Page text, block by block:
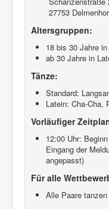
27753
Altersgruppen:
18 bis 30 Jahre
ab 30 Jahre in
Tänze:
Standard:
Latein: Cha-Cha,
Vorläufiger
12:00 Uhr:
Eingang der
angepasst)
Für alle
Alle Paare